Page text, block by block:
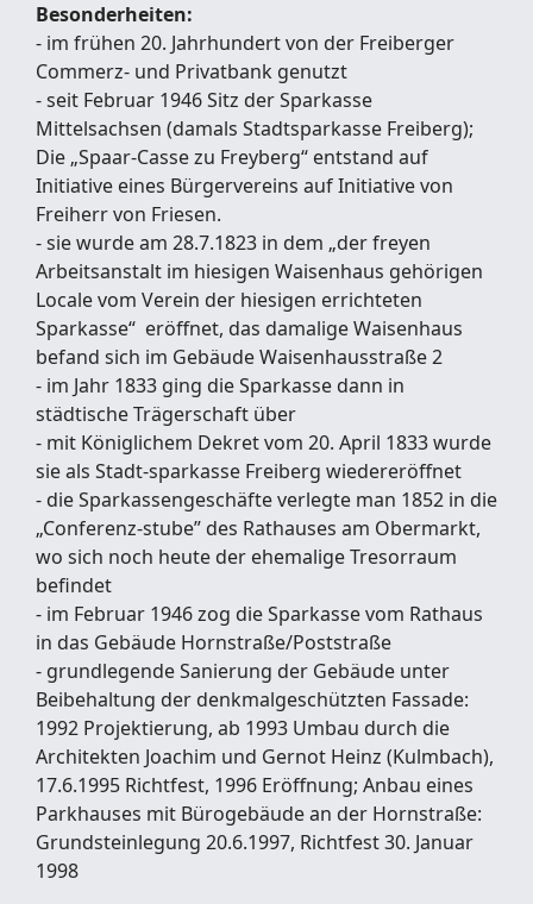
Besonderheiten:
- im frühen 20. Jahrhundert von der Freiberger
Commerz- und Privatbank genutzt
- seit Februar 1946 Sitz der Sparkasse
Mittelsachsen (damals Stadtsparkasse Freiberg);
Die „Spaar-Casse zu Freyberg“ entstand auf
Initiative eines Bürgervereins auf Initiative von
Freiherr von Friesen.
- sie wurde am 28.7.1823 in dem „der freyen
Arbeitsanstalt im hiesigen Waisenhaus gehörigen
Locale vom Verein der hiesigen errichteten
Sparkasse“ eröffnet, das damalige Waisenhaus
befand sich im Gebäude Waisenhausstraße 2
- im Jahr 1833 ging die Sparkasse dann in
städtische Trägerschaft über
- mit Königlichem Dekret vom 20. April 1833 wurde
sie als Stadt-sparkasse Freiberg wiedereröffnet
- die Sparkassengeschäfte verlegte man 1852 in die
„Conferenz-stube” des Rathauses am Obermarkt,
wo sich noch heute der ehemalige Tresorraum
befindet
- im Februar 1946 zog die Sparkasse vom Rathaus
in das Gebäude Hornstraße/Poststraße
- grundlegende Sanierung der Gebäude unter
Beibehaltung der denkmalgeschützten Fassade:
1992 Projektierung, ab 1993 Umbau durch die
Architekten Joachim und Gernot Heinz (Kulmbach),
17.6.1995 Richtfest, 1996 Eröffnung; Anbau eines
Parkhauses mit Bürogebäude an der Hornstraße:
Grundsteinlegung 20.6.1997, Richtfest 30. Januar
1998